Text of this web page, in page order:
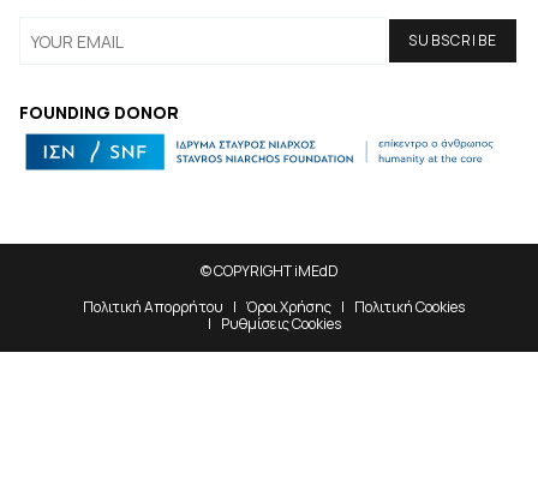
FOUNDING DONOR
© COPYRIGHT iMEdD
Πολιτική Απορρήτου
Όροι Χρήσης
Πολιτική Cookies
Ρυθμίσεις Cookies